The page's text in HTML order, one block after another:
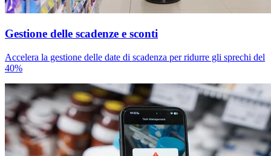
Gestione delle scadenze e sconti
Accelera la gestione delle date di scadenza per ridurre gli sprechi del
40%